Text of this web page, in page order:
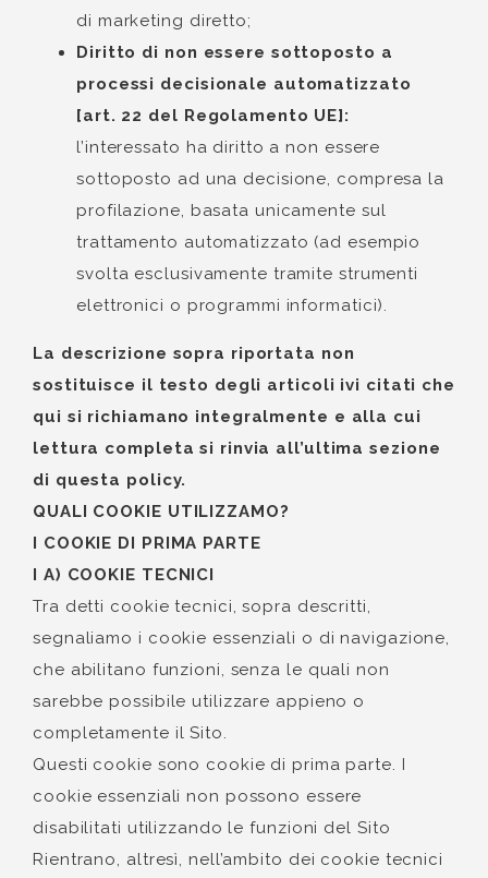
di marketing diretto;
Diritto di non essere sottoposto a
processi decisionale automatizzato
[art. 22 del Regolamento UE]:
l’interessato ha diritto a non essere
sottoposto ad una decisione, compresa la
profilazione, basata unicamente sul
trattamento automatizzato (ad esempio
svolta esclusivamente tramite strumenti
elettronici o programmi informatici).
La descrizione sopra riportata non
sostituisce il testo degli articoli ivi citati che
qui si richiamano integralmente e alla cui
lettura completa si rinvia all’ultima sezione
di questa policy.
QUALI COOKIE UTILIZZAMO?
I COOKIE DI PRIMA PARTE
I A) COOKIE TECNICI
Tra detti cookie tecnici, sopra descritti,
segnaliamo i cookie essenziali o di navigazione,
che abilitano funzioni, senza le quali non
sarebbe possibile utilizzare appieno o
completamente il Sito.
Questi cookie sono cookie di prima parte. I
cookie essenziali non possono essere
disabilitati utilizzando le funzioni del Sito
Rientrano, altresì, nell’ambito dei cookie tecnici